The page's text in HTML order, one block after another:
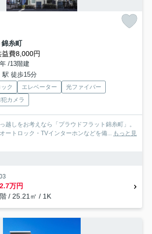
錦糸町
益費8,000円
/13階建
駅 徒歩15分
ク エレベーター
光ファイバー
犯カメラ
越しをお考えなら「プラウドフラット錦糸町」。
ートロック・TVインターホンなどを備... もっと見
万円
/ 25.21㎡ / 1K